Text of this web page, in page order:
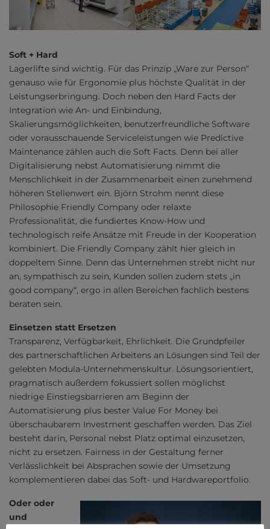
Soft + Hard
Lagerlifte sind wichtig. Für das Prinzip „Ware zur Person“
genauso wie für Ergonomie plus höchste Qualität in der
Leistungserbringung. Doch neben den Hard Facts der
Integration wie An- und Einbindung,
Skalierungsmöglichkeiten, benutzerfreundliche Software
oder vorausschauende Serviceleistungen wie Predictive
Maintenance zählen auch die Soft Facts. Denn bei aller
Digitalisierung nebst Automatisierung nimmt die
Menschlichkeit in der Zusammenarbeit einen zunehmend
höheren Stellenwert ein. Björn Strohm nennt diese
Philosophie Friendly Company oder relaxte
Professionalität, die fundiertes Know-How und
technologisch reife Ansätze mit Freude in der Kooperation
kombiniert. Die Friendly Company zählt hier gleich in
doppeltem Sinne. Denn das Unternehmen strebt nicht nur
an, sympathisch zu sein, Kunden sollen zudem stets „in
good company“, ergo in allen Bereichen fachlich bestens
beraten sein.
Einsetzen statt Ersetzen
Transparenz, Verfügbarkeit, Ehrlichkeit. Die Grundpfeiler
des partnerschaftlichen Arbeitens an Lösungen sind Teil der
gelebten Modula-Unternehmenskultur. Lösungsorientiert,
pragmatisch außerdem fokussiert sollen möglichst
niedrige Einstiegsbarrieren am Beginn der
Automatisierung plus bester Value For Money bei
überschaubarem Investment geschaffen werden. Das Ziel
besteht darin, Personal nebst Platz optimal einzusetzen,
nicht zu ersetzen. Fairness in der Gestaltung ferner
Verlässlichkeit bei Absprachen sowie der Umsetzung
komplementieren dabei das Soft- und Hardwareportfolio.
Oder oder
und